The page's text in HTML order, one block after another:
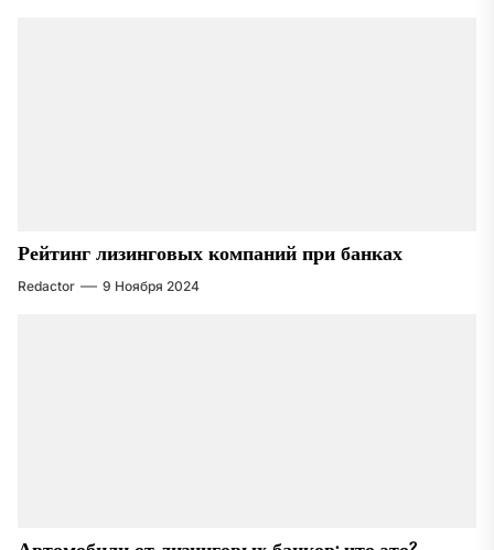
Рейтинг лизинговых компаний при банках
Redactor 9 Ноября 2024